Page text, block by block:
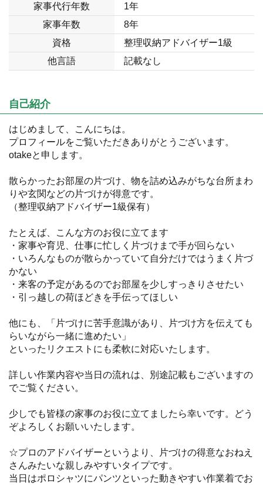
家事代行年数
1年
家事年数
8年
資格
整理収納アドバイザー1級
他言語
記載なし
自己紹介
はじめまして、こんにちは。
プロフィールをご覧いただきありがとうございます。
otakeと申します。
散らかったお部屋の片づけ、物を詰め込みがちな台所まわ
りや玄関などの片づけが得意です。
（整理収納アドバイザー1級保有）
たとえば、こんな方のお役に立てます
・家事や育児、仕事に忙しく片づけまで手が回らない
・いろんなものが散らかっていて自分だけではうまく片づ
かない
・来客の予定があるのでお部屋を少しすっきりさせたい
・引っ越しの荷ほどきを手伝ってほしい
他にも、「片づけに苦手意識があり、片づけ方を伝えても
らいながら一緒に進めたい」
といったリクエストにも柔軟に対応いたします。
詳しい作業内容や当日の流れは、別途記載もございますの
でご覧ください。
少しでも皆様の家事のお役に立てましたら幸いです。どう
ぞよろしくお願いいたします。
☆プロのアドバイザーというより、片づけの得意なおねえ
さんみたいな親しみやすいタイプです。
当日はポロシャツにパンツといった動きやすい作業着でお